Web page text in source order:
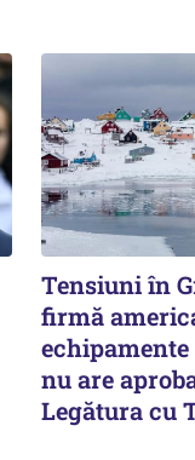
Tensiuni în
firmă
nu are
Legătura cu